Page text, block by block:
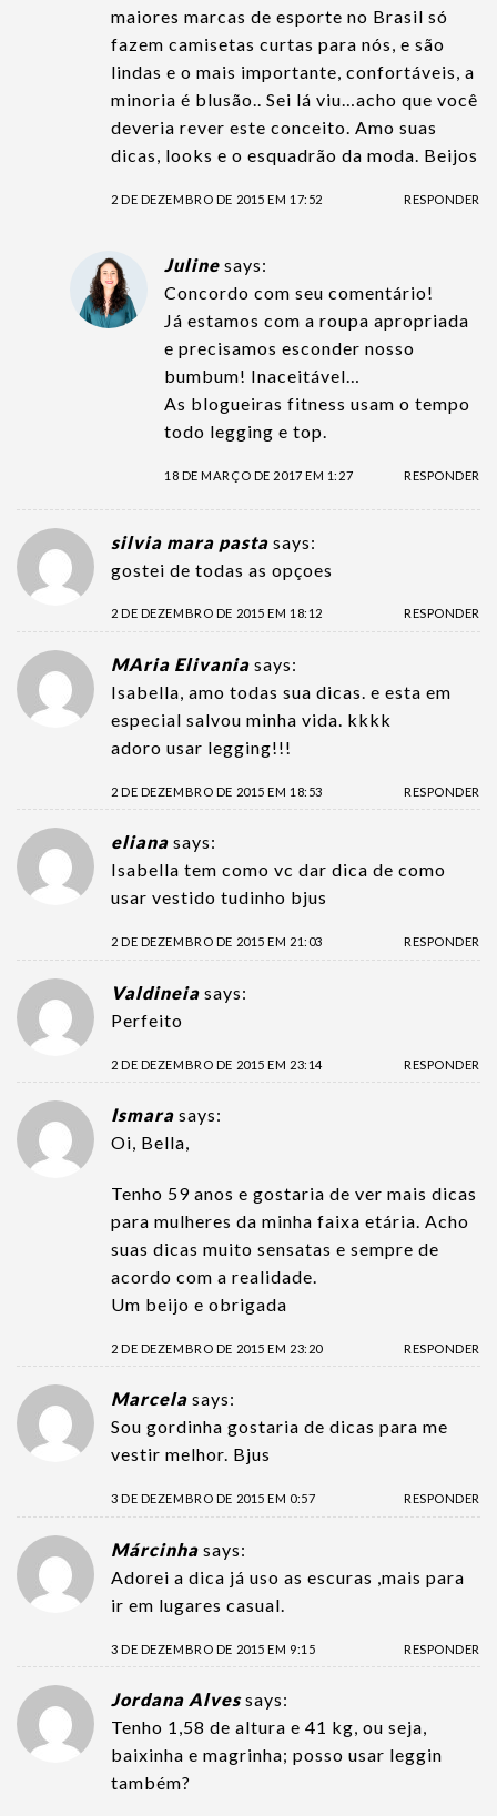
maiores marcas de esporte no Brasil só
fazem camisetas curtas para nós, e são
lindas e o mais importante, confortáveis, a
minoria é blusão.. Sei lá viu…acho que você
deveria rever este conceito. Amo suas
dicas, looks e o esquadrão da moda. Beijos
2 DE DEZEMBRO DE 2015 EM 17:52 RESPONDER
Juline says:
Concordo com seu comentário!
Já estamos com a roupa apropriada
e precisamos esconder nosso
bumbum! Inaceitável…
As blogueiras fitness usam o tempo
todo legging e top.
18 DE MARÇO DE 2017 EM 1:27 RESPONDER
silvia mara pasta says:
gostei de todas as opçoes
2 DE DEZEMBRO DE 2015 EM 18:12 RESPONDER
MAria Elivania says:
Isabella, amo todas sua dicas. e esta em
especial salvou minha vida. kkkk
adoro usar legging!!!
2 DE DEZEMBRO DE 2015 EM 18:53 RESPONDER
eliana says:
Isabella tem como vc dar dica de como
usar vestido tudinho bjus
2 DE DEZEMBRO DE 2015 EM 21:03 RESPONDER
Valdineia says:
Perfeito
2 DE DEZEMBRO DE 2015 EM 23:14 RESPONDER
Ismara says:
Oi, Bella,
Tenho 59 anos e gostaria de ver mais dicas
para mulheres da minha faixa etária. Acho
suas dicas muito sensatas e sempre de
acordo com a realidade.
Um beijo e obrigada
2 DE DEZEMBRO DE 2015 EM 23:20 RESPONDER
Marcela says:
Sou gordinha gostaria de dicas para me
vestir melhor. Bjus
3 DE DEZEMBRO DE 2015 EM 0:57 RESPONDER
Márcinha says:
Adorei a dica já uso as escuras ,mais para
ir em lugares casual.
3 DE DEZEMBRO DE 2015 EM 9:15 RESPONDER
Jordana Alves says:
Tenho 1,58 de altura e 41 kg, ou seja,
baixinha e magrinha; posso usar leggin
também?